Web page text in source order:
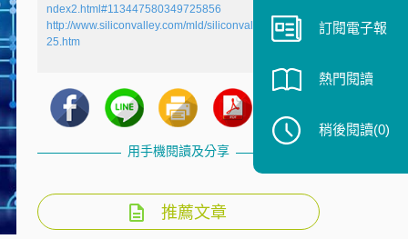
ndex2.html#113447580349725856
http://www.siliconvalley.com/mld/siliconvalley/133892
25.htm
用手機閱讀及分享
推薦文章
訂閱電子報
熱門閱讀
稍後閱讀(0)